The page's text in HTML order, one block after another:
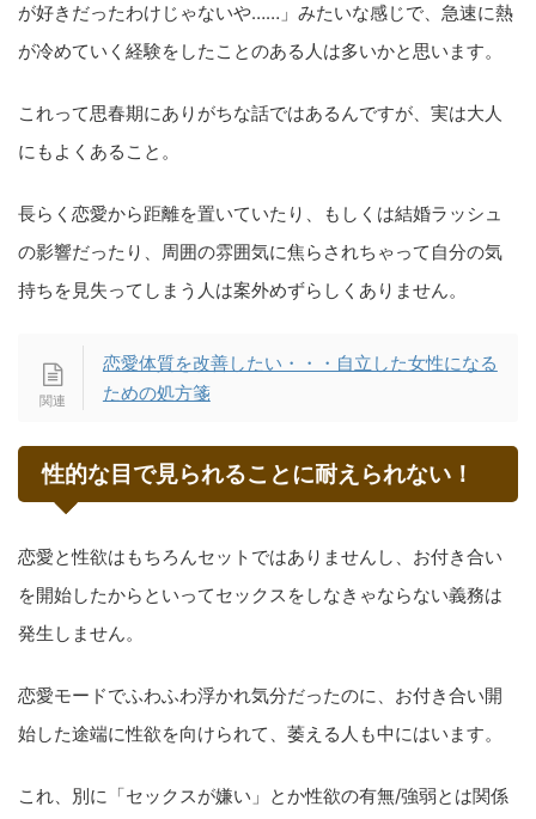
が好きだったわけじゃないや……」みたいな感じで、急速に熱
が冷めていく経験をしたことのある人は多いかと思います。
これって思春期にありがちな話ではあるんですが、実は大人
にもよくあること。
長らく恋愛から距離を置いていたり、もしくは結婚ラッシュ
の影響だったり、周囲の雰囲気に焦らされちゃって自分の気
持ちを見失ってしまう人は案外めずらしくありません。
恋愛体質を改善したい・・・自立した女性になる
ための処方箋
性的な目で見られることに耐えられない！
恋愛と性欲はもちろんセットではありませんし、お付き合い
を開始したからといってセックスをしなきゃならない義務は
発生しません。
恋愛モードでふわふわ浮かれ気分だったのに、お付き合い開
始した途端に性欲を向けられて、萎える人も中にはいます。
これ、別に「セックスが嫌い」とか性欲の有無/強弱とは関係